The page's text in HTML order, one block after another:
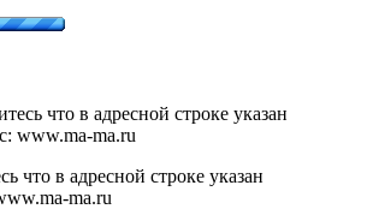
что в адресной строке указан
www.ma-ma.ru
что в адресной строке указан
ma.ru